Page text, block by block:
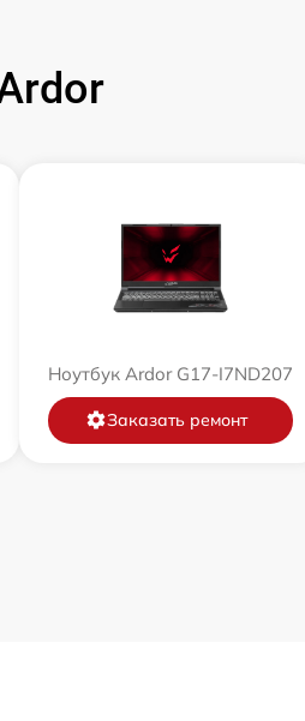
Ноутбук Ardor G17-I7ND207
Заказать ремонт